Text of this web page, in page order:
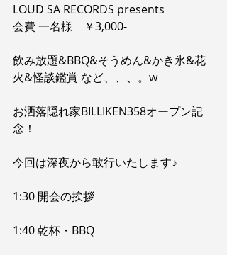
LOUD SA RECORDS presents
会費 一名様　￥3,000-
飲み放題&BBQ&そうめん&かき氷&花
火&怪談鑑賞 など、、、。w
お洒落隠れ家BILLIKEN358オープン記
念！
今回は深夜から敢行いたします♪
1:30 開会の挨拶
1:40 乾杯・BBQ